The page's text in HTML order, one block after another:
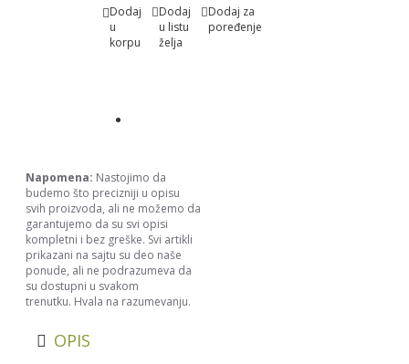
Dodaj
u
korpu
Dodaj
u listu
želja
Dodaj za
poređenje
Napomena: Nastojimo da
budemo što precizniji u opisu
svih proizvoda, ali ne možemo da
garantujemo da su svi opisi
kompletni i bez greške. Svi artikli
prikazani na sajtu su deo naše
ponude, ali ne podrazumeva da
su dostupni u svakom
trenutku. Hvala na razumevanju.
OPIS